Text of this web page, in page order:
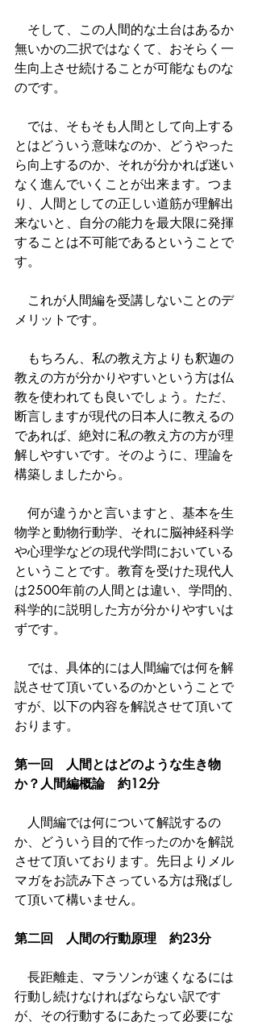
そして、この人間的な土台はあるか
無いかの二択ではなくて、おそらく一
生向上させ続けることが可能なものな
のです。
では、そもそも人間として向上する
とはどういう意味なのか、どうやった
ら向上するのか、それが分かれば迷い
なく進んでいくことが出来ます。つま
り、人間としての正しい道筋が理解出
来ないと、自分の能力を最大限に発揮
することは不可能であるということで
す。
これが人間編を受講しないことのデ
メリットです。
もちろん、私の教え方よりも釈迦の
教えの方が分かりやすいという方は仏
教を使われても良いでしょう。ただ、
断言しますが現代の日本人に教えるの
であれば、絶対に私の教え方の方が理
解しやすいです。そのように、理論を
構築しましたから。
何が違うかと言いますと、基本を生
物学と動物行動学、それに脳神経科学
や心理学などの現代学問においている
ということです。教育を受けた現代人
は2500年前の人間とは違い、学問的、
科学的に説明した方が分かりやすいは
ずです。
では、具体的には人間編では何を解
説させて頂いているのかということで
すが、以下の内容を解説させて頂いて
おります。
第一回　人間とはどのような生き物
か？人間編概論　約12分
人間編では何について解説するの
か、どういう目的で作ったのかを解説
させて頂いております。先日よりメル
マガをお読み下さっている方は飛ばし
て頂いて構いません。
第二回　人間の行動原理　約23分
長距離走、マラソンが速くなるには
行動し続けなければならない訳です
が、その行動するにあたって必要にな